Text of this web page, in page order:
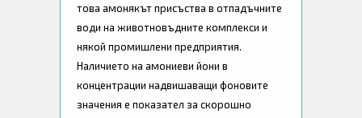
това амонякът присъства в отпадъчните
води на животновъдните комплекси и
някой промишлени предприятия.
Наличието на амониеви йони в
концентрации надвишаващи фоновите
значения е показател за скорошно